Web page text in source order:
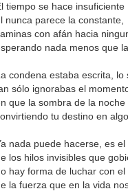
tiempo se hace insuficiente
nunca parece la constante,
con afán hacia
nada menos que
condena estaba escrita, lo
sólo ignorabas el
que la sombra de la noche
tu destino en
nada puede hacerse, es el
los hilos invisibles que
hay forma de luchar con el
la fuerza que en la vida
fluye y no avanza,
y se estanca,
y cloro colapsa,
no escapa,
presione,
espesa y se seca,
en señal de protesta,
de pasados sin puertas,
se fueron de fiesta,
y transformados,
del alma,
que nadie restaura.